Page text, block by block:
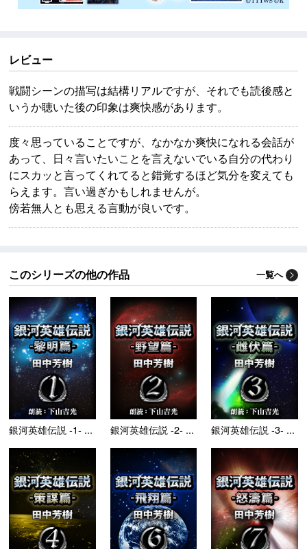
レビュー
戦闘シーンの描写は結構リアルですが、それでも読後感と
いうか聴いた後の印象は爽快感があります。
度々思っていることですが、なかなか爽快になれる会話が
あって、日々言いたいことを言えないでいる自分の代わり
にスカッと言ってくれてると錯覚するほど気分を変えても
らえます。言い過ぎかもしれませんが。
傍若無人とも思える言動が良いです。
このシリーズの他の作品 一覧へ
銀河英雄伝説 -1- ... 銀河英雄伝説 -2- ... 銀河英雄伝説 -3- ...